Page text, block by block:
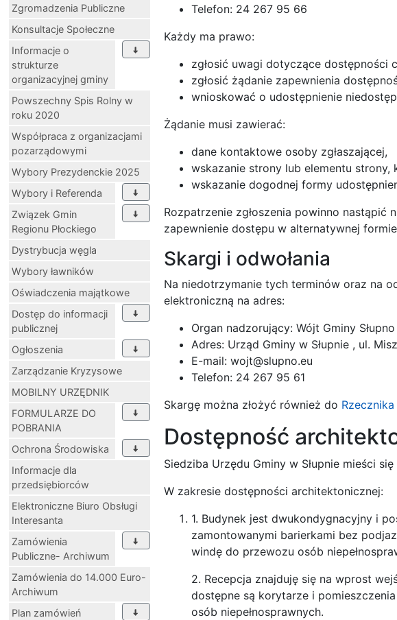
Zgromadzenia Publiczne
Konsultacje Społeczne
Informacje o
strukturze
organizacyjnej gminy
Powszechny Spis Rolny w
roku 2020
Współpraca z organizacjami
pozarządowymi
Wybory Prezydenckie 2025
Wybory i Referenda
Związek Gmin
Regionu Płockiego
Dystrybucja węgla
Wybory ławników
Oświadczenia majątkowe
Dostęp do informacji
publicznej
Ogłoszenia
Zarządzanie Kryzysowe
MOBILNY URZĘDNIK
FORMULARZE DO
POBRANIA
Ochrona Środowiska
Informacje dla
przedsiębiorców
Elektroniczne Biuro Obsługi
Interesanta
Zamówienia
Publiczne- Archiwum
Zamówienia do 14.000 Euro-
Archiwum
Plan zamówień
Telefon: 24 267 95 66
Każdy ma prawo:
zgłosić uwagi dotyczące dostępności
zgłosić żądanie zapewnienia
wnioskować o udostępnienie
Żądanie musi zawierać:
dane kontaktowe osoby zgłaszającej,
wskazanie strony lub elementu
wskazanie dogodnej formy
Rozpatrzenie zgłoszenia powinno nastąpić
zapewnienie dostępu w alternatywnej
Skargi i odwołania
Na niedotrzymanie tych terminów oraz na
elektroniczną na adres:
Organ nadzorujący: Wójt Gminy Słupno
Adres: Urząd Gminy w Słupnie , ul.
E-mail: wojt@slupno.eu
Telefon: 24 267 95 61
Skargę można złożyć również do
Dostępność
Siedziba Urzędu Gminy w Słupnie mieści
W zakresie dostępności architektonicznej:
1. Budynek jest dwukondygnacyjny i
zamontowanymi barierkami bez
windę do przewozu osób
2. Recepcja znajduję się na wprost
dostępne są korytarze i
osób niepełnosprawnych.